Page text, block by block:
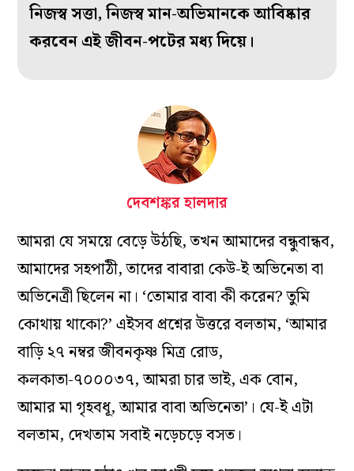
নিজস্ব সত্তা, নিজস্ব মান-অভিমানকে আবিষ্কার
করবেন এই জীবন-পটের মধ‌্য দিয়ে।
দেবশঙ্কর হালদার
আমরা যে সময়ে বেড়ে উঠছি, তখন আমাদের বন্ধুবান্ধব,
আমাদের সহপাঠী, তাদের বাবারা কেউ-ই অভিনেতা বা
অভিনেত্রী ছিলেন না। ‘তোমার বাবা কী করেন? তুমি
কোথায় থাকো?’ এইসব প্রশ্নের উত্তরে বলতাম, ‘আমার
বাড়ি ২৭ নম্বর জীবনকৃষ্ণ মিত্র রোড,
কলকাতা-৭০০০৩৭, আমরা চার ভাই, এক বোন,
আমার মা গৃহবধূ, আমার বাবা অভিনেতা’। যে-ই এটা
বলতাম, দেখতাম সবাই নড়েচড়ে বসত।